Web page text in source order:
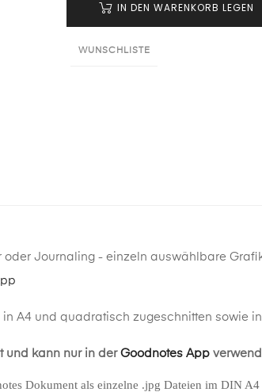
IN DEN WARENKORB LEGEN
WUNSCHLISTE
Journaling - einzeln auswählbare
A4 und quadratisch zugeschnitten sowie
und kann nur in der Goodnotes App
Dokument als einzelne .jpg Dateien im DIN A4